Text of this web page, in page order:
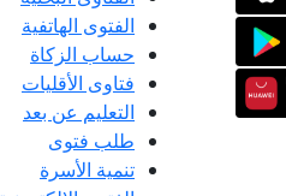
الفتوى الهاتفية
حساب الزكاة
فتاوى الأقليات
التعليم عن بعد
طلب فتوى
تنمية الأسرة